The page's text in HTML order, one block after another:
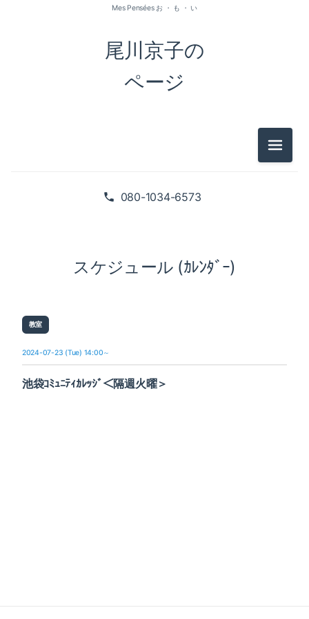
080-1034-6573
尾川京子の
ページ
Mes Pensées お ・ も ・ い
メニュ
スケジュール (ｶﾚﾝﾀﾞｰ)
教室
2024-07-23 (Tue) 14:00～
池袋ｺﾐｭﾆﾃｨｶﾚｯｼﾞ＜隔週火曜＞